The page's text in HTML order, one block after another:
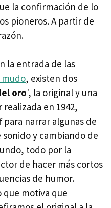
la confirmación de lo
pioneros. A partir de
la entrada de las
, existen dos
oro', la original y una
en 1942,
narrar algunas de
y cambiando de
todo por la
de hacer más cortos
de humor.
que motiva que